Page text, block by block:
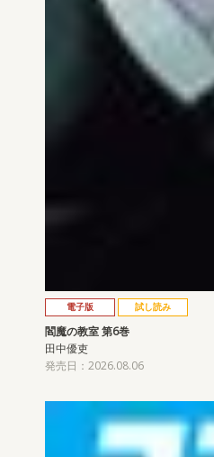
電子版 試し読み
閻魔の教室 第6巻
田中優吏
発売日：2026.08.06